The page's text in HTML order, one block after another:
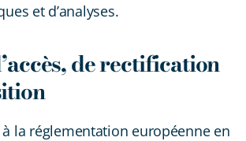
et d’analyses.
de rectification
la réglementation européenne en